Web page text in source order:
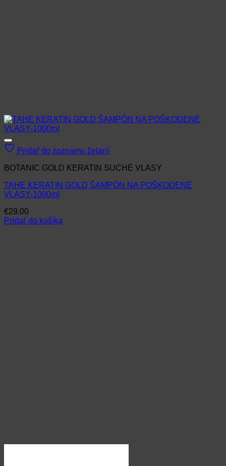
Pridať do zoznamu želaní
BOTANIC GOLD KERATIN SUCHÉ VLASY
TAHE KERATIN GOLD ŠAMPÓN NA POŠKODENÉ
VLASY-1000ml
€29.00
Pridať do košíka